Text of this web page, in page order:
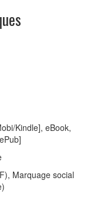
Kindle], eBook,
Marquage social